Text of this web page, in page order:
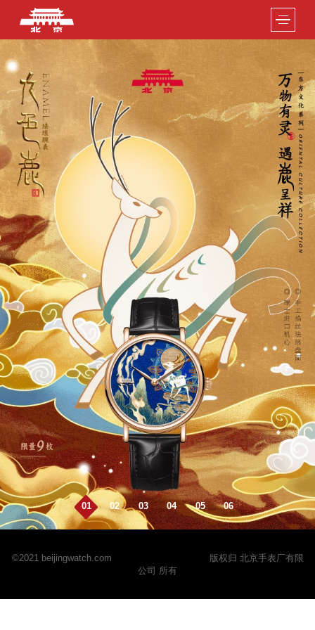
01 02 03 04 05 06
©2021 beijingwatch.com
版权归 北京手表厂有限
公司 所有